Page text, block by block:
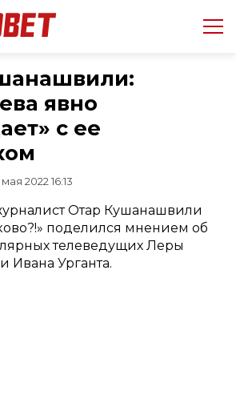
явно
с ее
мая 2022 16:13
Отар Кушанашвили
поделился мнением об
телеведущих Леры
Ивана Урганта.